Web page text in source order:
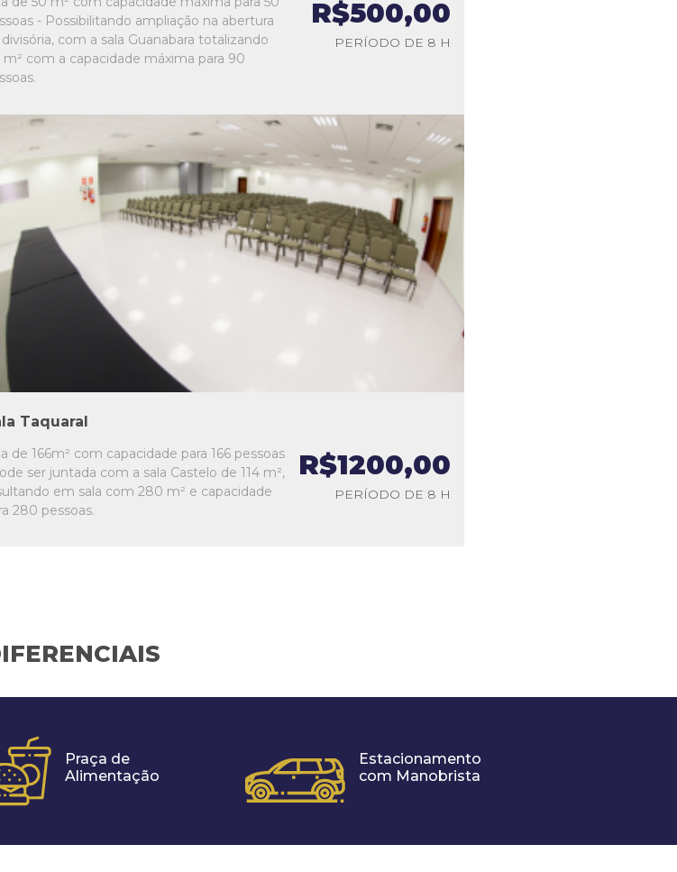
- Possibilitando ampliação na abertura
com a sala Guanabara totalizando
m² com a capacidade máxima para 90
R$500,00
PERÍODO DE 8 H
L1
L3
L4
L5
Taquaral
de 166m² com capacidade para 166 pessoas
ser juntada com a sala Castelo de 114 m²,
em sala com 280 m² e capacidade
280 pessoas.
R$1200,00
PERÍODO DE 8 H
Praça de
Alimentação
Estacionamento
com Manobrista